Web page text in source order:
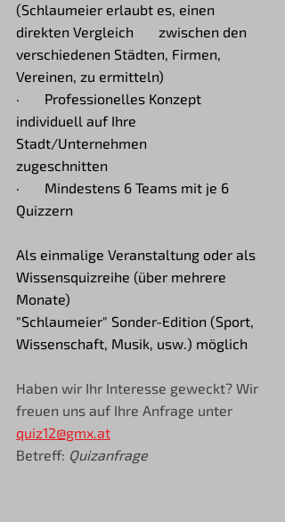
(Schlaumeier erlaubt es, einen
direkten Vergleich     	zwischen den
verschiedenen Städten, Firmen,
Vereinen, zu ermitteln)
·       Professionelles Konzept
individuell auf Ihre
Stadt/Unternehmen
zugeschnitten
·       Mindestens 6 Teams mit je 6
Quizzern
Als einmalige Veranstaltung oder als
Wissensquizreihe (über mehrere
Monate)
"Schlaumeier" Sonder-Edition (Sport,
Wissenschaft, Musik, usw.) möglich
Haben wir Ihr Interesse geweckt? Wir
freuen uns auf Ihre Anfrage unter
quiz12@gmx.at
Betreff: Quizanfrage